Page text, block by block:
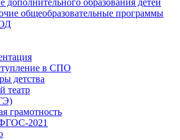
дополнительного образования детей
общеобразовательные программы
в СПО
детства
театр
грамотность
2021